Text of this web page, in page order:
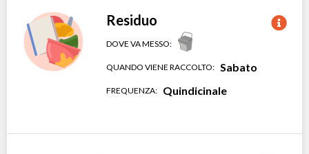
Residuo
DOVE VA MESSO:
QUANDO VIENE RACCOLTO: Sabato
FREQUENZA: Quindicinale